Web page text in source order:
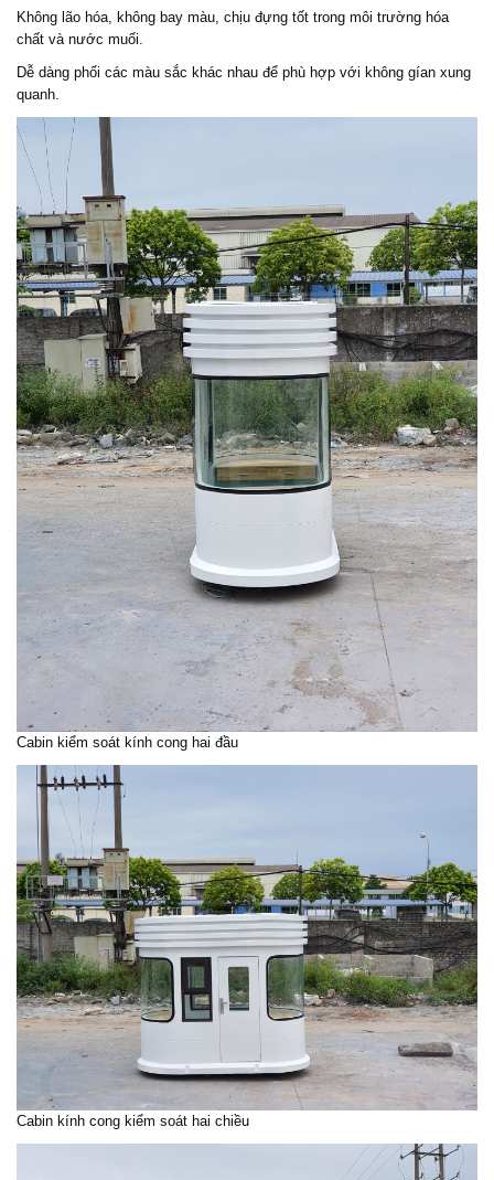
Không lão hóa, không bay màu, chịu đựng tốt trong môi trường hóa
chất và nước muối.
Dễ dàng phối các màu sắc khác nhau để phù hợp với không gían xung
quanh.
Cabin kiểm soát kính cong hai đầu
Cabin kính cong kiểm soát hai chiều